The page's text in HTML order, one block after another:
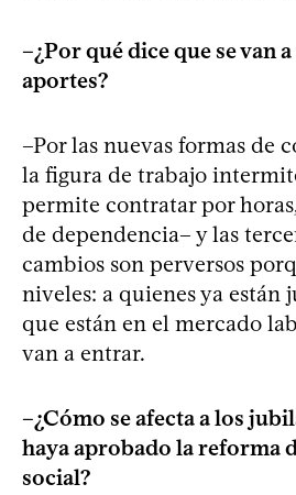
–¿Por qué dice que se van
aportes?
–Por las nuevas formas de
la figura de trabajo
permite contratar por
de dependencia– y las
cambios son perversos
niveles: a quienes ya están
que están en el mercado
van a entrar.
–¿Cómo se afecta a los
haya aprobado la reforma
social?